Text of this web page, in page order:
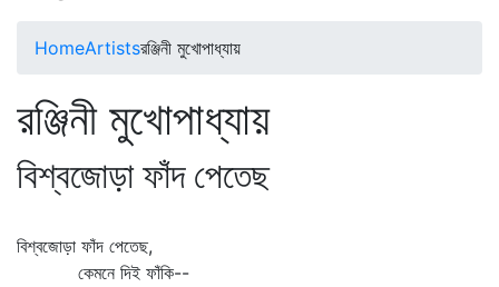
HomeArtistsরঞ্জিনী মুখোপাধ্যায়
রঞ্জিনী মুখোপাধ্যায়
বিশ্বজোড়া ফাঁদ পেতেছ
বিশ্বজোড়া ফাঁদ পেতেছ,
কেমনে দিই ফাঁকি--